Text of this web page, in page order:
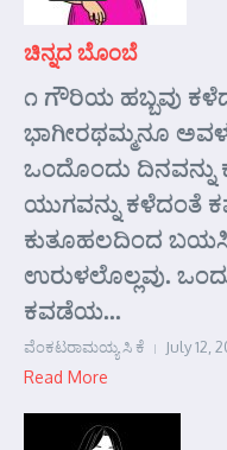
ಚಿನ್ನದ ಬೊಂಬೆ
೧ ಗೌರಿಯ ಹಬ್ಬವು
ಭಾಗೀರಥಮ್ಮನೂ
ಒಂದೊಂದು
ಯುಗವನ್ನು ಕಳೆದಂತೆ
ಕುತೂಹಲದಿಂದ
ಉರುಳಲೊಲ್ಲವು.
ಕವಡೆಯ...
ವೆಂಕಟರಾಮಯ್ಯ ಸಿ ಕೆ July 12,
Read More